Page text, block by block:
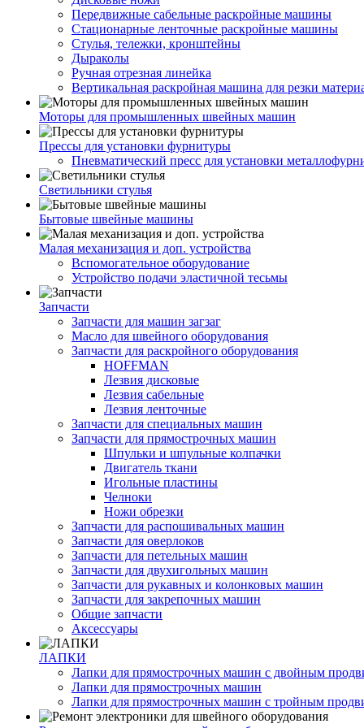
Передвижные сабельные раскройные машины
Стационарные ленточные раскройные машины
Стулья, тележки, кронштейны
Дыраколы
Ручная отрезная линейка
Вертикальная раскройная машина для резки
Моторы для промышленных швейных машин
Прессы для установки фурнитуры
Пневматический пресс для установки
Светильники стулья
Бытовые швейные машины
Малая механизация и доп. устройства
Вспомогательное оборудование
Устройство подачи эластичной тесьмы
Запчасти
Запчасти для машин загзаг
Масло для швейного оборудования
Запчасти для раскройного оборудования
HOFFMAN
Лезвия дисковые
Лезвия сабельные
Лезвия ленточные
Запчасти для специальных машин
Запчасти для прямострочных машин
Шпульки и шпульные колпачки
Двигатель ткани
Игольные пластины
Челноки
Ножи обрезки
Запчасти для распошивальных машин
Запчасти для оверлоков
Запчасти для петельных машин
Запчасти для двухигольных машин
Запчасти для рукавных и колонковых машин
Запчасти для закрепочных машин
Общие запчасти
Аксессуары
ЛАПКИ
Лапки для прямострочных машин с двойным
Лапки для прямострочных машин
Лапки для прямострочных машин с тройным